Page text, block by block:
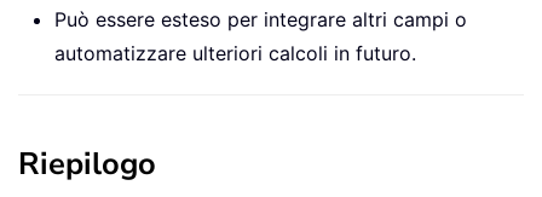
Può essere esteso per integrare altri campi o
automatizzare ulteriori calcoli in futuro.
Riepilogo